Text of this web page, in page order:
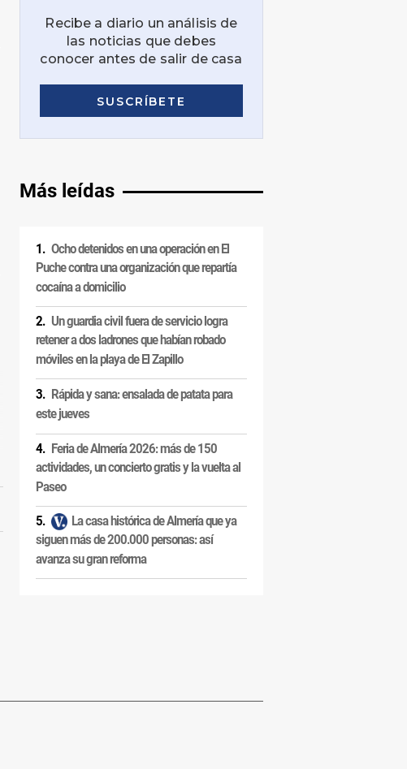
Más leídas
Ocho detenidos en una operación en El
Puche contra una organización que repartía
cocaína a domicilio
Un guardia civil fuera de servicio logra
retener a dos ladrones que habían robado
móviles en la playa de El Zapillo
Rápida y sana: ensalada de patata para
este jueves
Feria de Almería 2026: más de 150
actividades, un concierto gratis y la vuelta al
Paseo
La casa histórica de Almería que ya
siguen más de 200.000 personas: así
avanza su gran reforma